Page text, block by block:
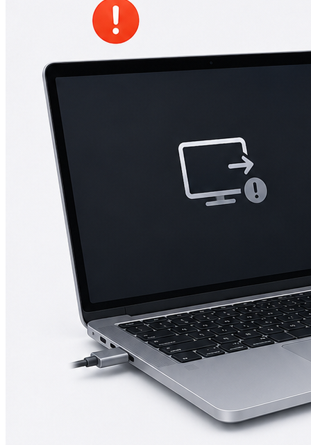
iPad Pro 12.9 2020
iPad mini
iPad mini 2
Ремонт Macbook
Macbook 12 (А1534)
Macbook Pro 2009-2012
(A1297/A1278/A1286)
MacBook Pro (А2141/А2159/
А2251/A2289/A2338)
Macbook Pro Retina
(А1425/A1502/A1398)